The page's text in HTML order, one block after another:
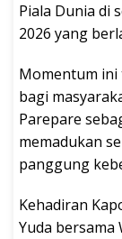
Piala Dunia di
2026 yang
Momentum ini
bagi
Parepare
memadukan
panggung
Kehadiran
Yuda bersama